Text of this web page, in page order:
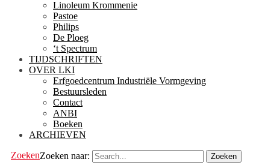
Linoleum Krommenie
Pastoe
Philips
De Ploeg
‘t Spectrum
TIJDSCHRIFTEN
OVER LKI
Erfgoedcentrum Industriële Vormgeving
Bestuursleden
Contact
ANBI
Boeken
ARCHIEVEN
ZoekenZoeken naar: